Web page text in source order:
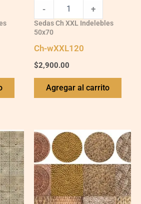
- +
Sedas Ch XXL Indelebles
50x70
Ch-wXXL120
$2,900.00
Agregar al carrito
Ch-
wXXL122
quantity